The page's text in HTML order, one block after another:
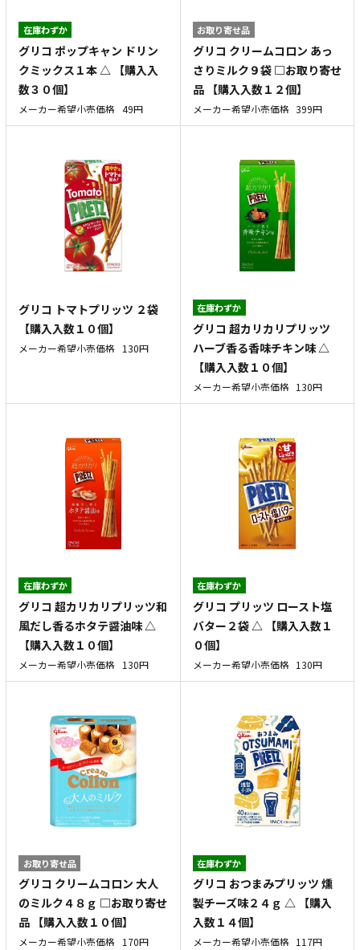
在庫わずか
グリコ ポップキャン ドリン
クミックス１本 △ 【購入入
数３０個】
メーカー希望小売価格 49円
お取り寄せ品
グリコ クリームコロン あっ
さりミルク９袋 □お取り寄せ
品 【購入入数１２個】
メーカー希望小売価格 399円
グリコ トマトプリッツ ２袋
【購入入数１０個】
メーカー希望小売価格 130円
在庫わずか
グリコ 超カリカリプリッツ
ハーブ香る香味チキン味 △
【購入入数１０個】
メーカー希望小売価格 130円
在庫わずか
グリコ 超カリカリプリッツ和
風だし香るホタテ醤油味 △
【購入入数１０個】
メーカー希望小売価格 130円
在庫わずか
グリコ プリッツ ロースト塩
バター２袋 △ 【購入入数１
０個】
メーカー希望小売価格 130円
お取り寄せ品
グリコ クリームコロン 大人
のミルク４８ｇ □お取り寄せ
品 【購入入数１０個】
メーカー希望小売価格 170円
在庫わずか
グリコ おつまみプリッツ 燻
製チーズ味２４ｇ △ 【購入
入数１４個】
メーカー希望小売価格 117円